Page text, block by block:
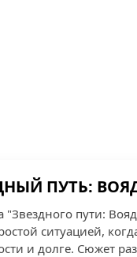
ПУТЬ:
"Звездного пути:
ситуацией,
и долге. Сюжет